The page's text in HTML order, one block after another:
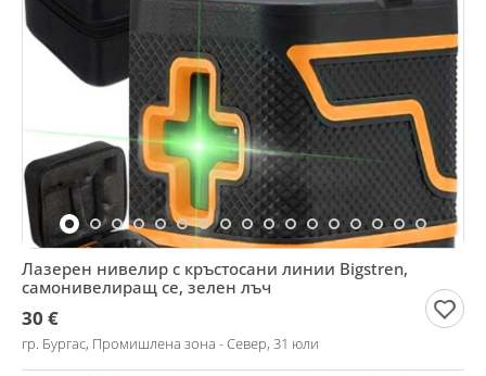
Лазерен нивелир с кръстосани линии Bigstren,
самонивелиращ се, зелен лъч
30 €
гр. Бургас, Промишлена зона - Север, 31 юли